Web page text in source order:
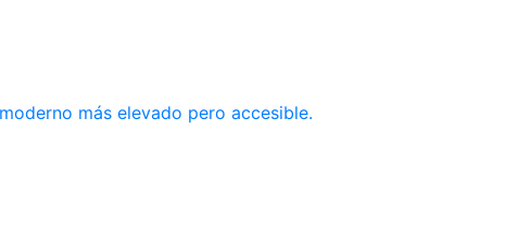
más elevado pero accesible.